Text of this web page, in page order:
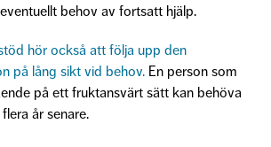
behov av fortsatt hjälp.
hör också att följa upp den
på lång sikt vid behov. En person som
på ett fruktansvärt sätt kan behöva
år senare.